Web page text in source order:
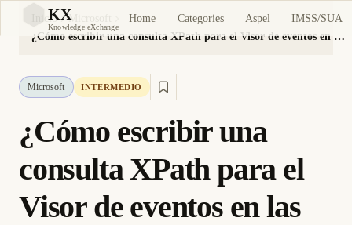
KX
Knowledge eXchange
Home Categories Aspel IMSS/SUA
Inicio
Microsoft
¿Cómo escribir una consulta XPath para el Visor de eventos en las nuevas versiones de Windows?
Microsoft INTERMEDIO
¿Cómo escribir una
consulta XPath para el
Visor de eventos en las